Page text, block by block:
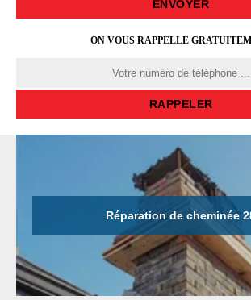
ON VOUS RAPPELLE
Réparation de cheminée